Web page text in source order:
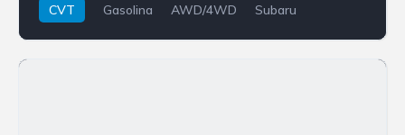
CVT Gasolina AWD/4WD
Subaru